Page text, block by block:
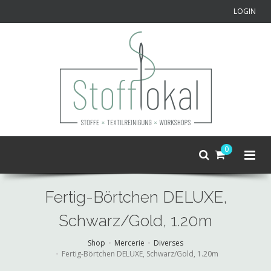
LOGIN
0
Fertig-Börtchen DELUXE,
Schwarz/Gold, 1.20m
Shop Mercerie
Diverses
Fertig-Börtchen DELUXE, Schwarz/Gold, 1.20m